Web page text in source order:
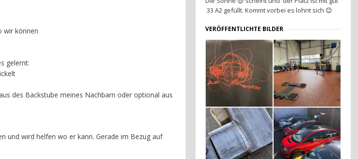
wir können
gelernt:
des Backstube meines Nachbarn oder optional aus
und wird helfen wo er kann. Gerade im Bezug auf
33 A2 gefüllt. Kommt vorbei es lohnt sich 😊
VERÖFFENTLICHTE BILDER